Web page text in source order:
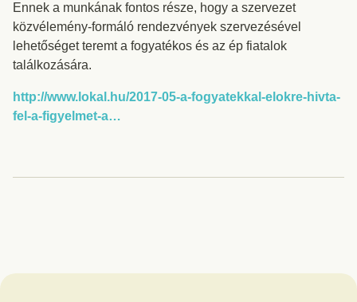
Ennek a munkának fontos része, hogy a szervezet
közvélemény-formáló rendezvények szervezésével
lehetőséget teremt a fogyatékos és az ép fiatalok
találkozására.
http://www.lokal.hu/2017-05-a-fogyatekkal-elokre-hivta-
fel-a-figyelmet-a…